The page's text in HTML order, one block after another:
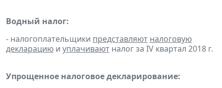
Водный налог:
- налогоплательщики представляют налоговую
декларацию и уплачивают налог за IV квартал 2018 г.
Упрощенное налоговое декларирование: